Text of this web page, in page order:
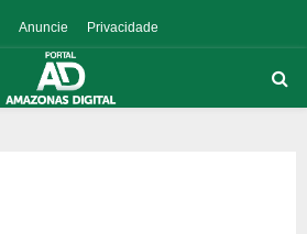
Anuncie Privacidade